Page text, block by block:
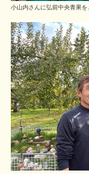
小山内さんに弘前中央青果